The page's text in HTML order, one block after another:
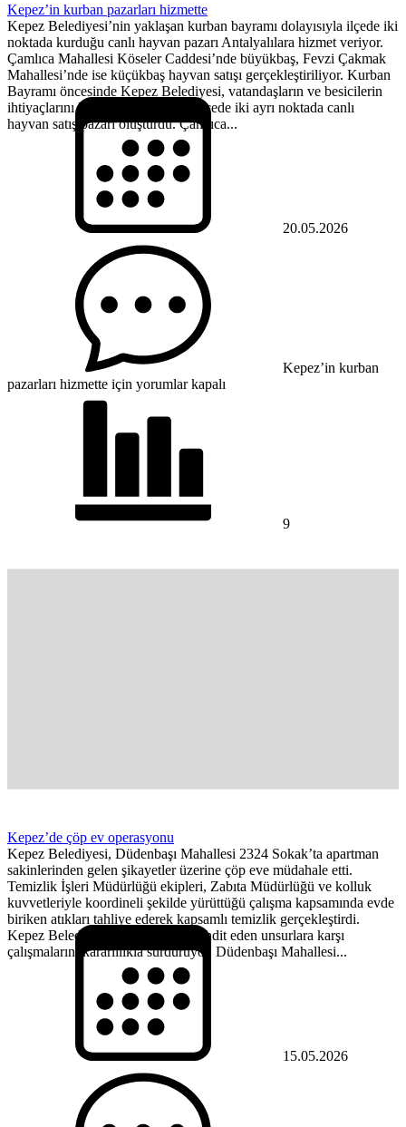
Kepez’in kurban pazarları hizmette
Kepez Belediyesi’nin yaklaşan kurban bayramı dolayısıyla ilçede iki
noktada kurduğu canlı hayvan pazarı Antalyalılara hizmet veriyor.
Çamlıca Mahallesi Köseler Caddesi’nde büyükbaş, Fevzi Çakmak
Mahallesi’nde ise küçükbaş hayvan satışı gerçekleştiriliyor. Kurban
Bayramı öncesinde Kepez Belediyesi, vatandaşların ve besicilerin
ihtiyaçlarını karşılamak amacıyla ilçede iki ayrı noktada canlı
hayvan satış pazarı oluşturdu. Çamlıca...
20.05.2026
Kepez’in kurban
pazarları hizmette için yorumlar kapalı
9
Kepez’de çöp ev operasyonu
Kepez Belediyesi, Düdenbaşı Mahallesi 2324 Sokak’ta apartman
sakinlerinden gelen şikayetler üzerine çöp eve müdahale etti.
Temizlik İşleri Müdürlüğü ekipleri, Zabıta Müdürlüğü ve kolluk
kuvvetleriyle koordineli şekilde yürüttüğü çalışma kapsamında evde
biriken atıkları tahliye ederek kapsamlı temizlik gerçekleştirdi.
Kepez Belediyesi, halk sağlığını tehdit eden unsurlara karşı
çalışmalarını kararlılıkla sürdürüyor. Düdenbaşı Mahallesi...
15.05.2026